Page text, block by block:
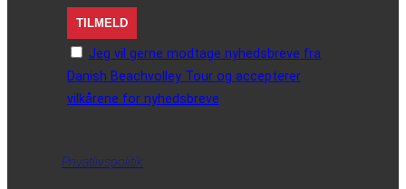
Jeg vil gerne modtage nyhedsbreve fra
Danish Beachvolley Tour og accepterer
vilkårene for nyhedsbreve
Privatlivspolitik